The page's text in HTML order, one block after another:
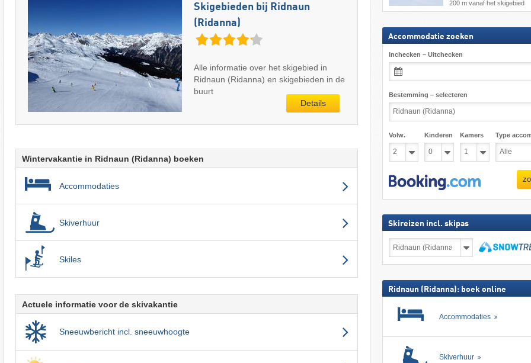
Skigebieden bij Ridnaun
(Ridanna)
Alle informatie over het skigebied in
Ridnaun (Ridanna) en skigebieden in de
buurt
Details
Wintervakantie in Ridnaun (Ridanna) boeken
Accommodaties
Skiverhuur
Skiles
Actuele informatie voor de skivakantie
Sneeuwbericht incl. sneeuwhoogte
200 m vanaf het skigebied
Accommodatie zoeken
Inchecken – Uitchecken
Bestemming – selecteren
Volw. Kinderen Kamers Type
Skireizen incl. skipas
incl.
Ridnaun (Ridanna): boek online
Accommodaties
Skiverhuur